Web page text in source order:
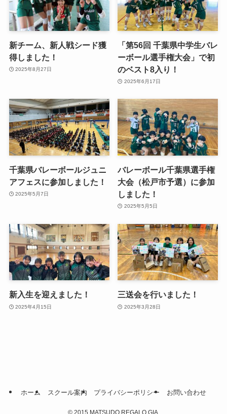
新チーム、新人戦シード獲
得しました！
2025年8月27日
「第56回 千葉県中学生バレ
ーボール選手権大会」で初
のベスト8入り！
2025年6月17日
千葉県バレーボールジュニ
アフェスに参加しました！
2025年5月7日
バレーボール千葉県選手権
大会（松戸市予選）に参加
しました！
2025年5月5日
新入生を迎えました！
2025年4月15日
三送会を行いました！
2025年3月28日
ホーム スクール案内 プライバシーポリシー お問い合わせ
©2015 MATSUDO REGALO GIA.